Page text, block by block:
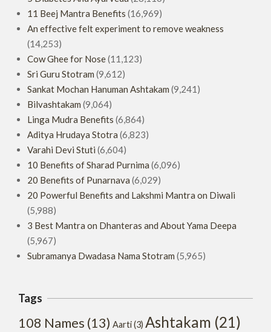
11 Beej Mantra Benefits (16,969)
An effective felt experiment to remove weakness
(14,253)
Cow Ghee for Nose(11,123)
Sri Guru Stotram (9,612)
Sankat Mochan Hanuman Ashtakam (9,241)
Bilvashtakam (9,064)
Linga Mudra Benefits (6,864)
Aditya Hrudaya Stotra (6,823)
Varahi Devi Stuti (6,604)
10 Benefits of Sharad Purnima (6,096)
20 Benefits of Punarnava (6,029)
20 Powerful Benefits and Lakshmi Mantra on Diwali
(5,988)
3 Best Mantra on Dhanteras and About Yama Deepa
(5,967)
Subramanya Dwadasa Nama Stotram (5,965)
Tags
108 Names (13) Aarti(3) Ashtakam (21)